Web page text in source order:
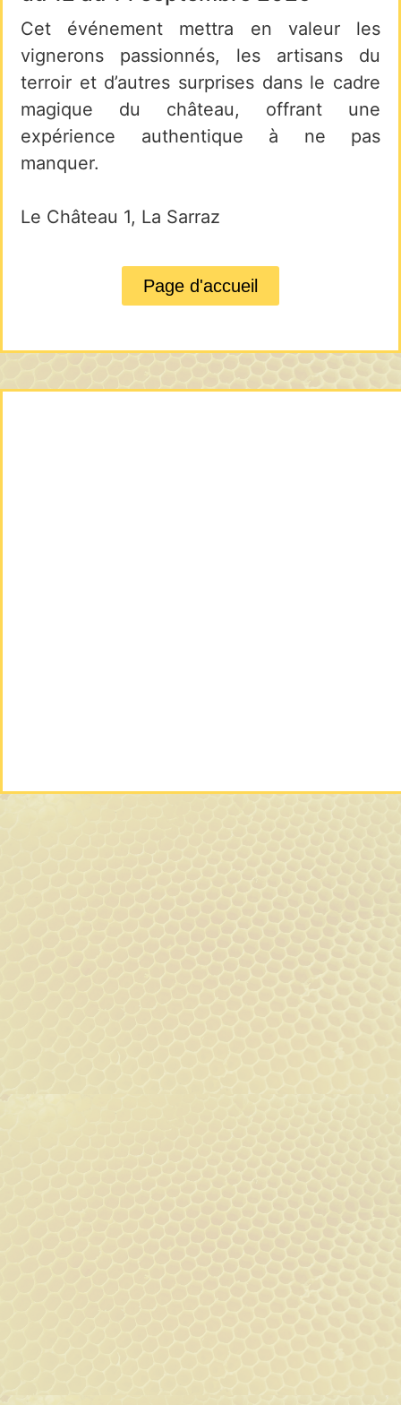
Cet événement mettra en valeur les
vignerons passionnés, les artisans du
terroir et d’autres surprises dans le cadre
magique du château, offrant une
expérience authentique à ne pas
manquer.
Le Château 1, La Sarraz
Page d'accueil